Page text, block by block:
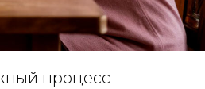
процесс